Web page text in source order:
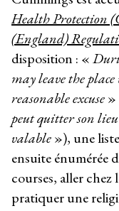
Health Protection
(England)
disposition : «
may leave the
reasonable excuse»
peut quitter son
valable»), une
ensuite énumérée
courses, aller chez
pratiquer une